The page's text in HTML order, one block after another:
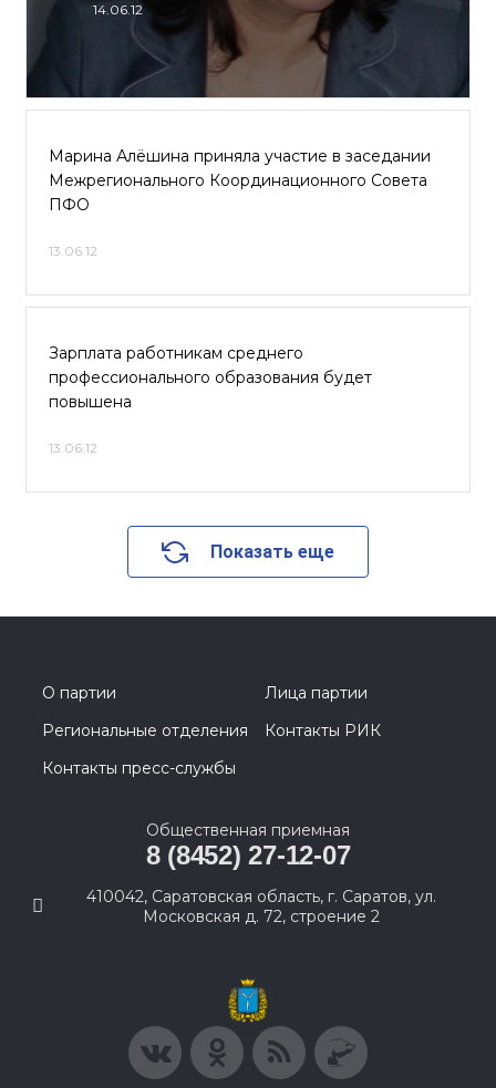
14.06.12
Марина Алёшина приняла участие в заседании
Межрегионального Координационного Совета
ПФО
13.06.12
Зарплата работникам среднего
профессионального образования будет
повышена
13.06.12
Показать еще
О партии
Лица партии
Региональные отделения
Контакты РИК
Контакты пресс-службы
Общественная приемная
8 (8452) 27-12-07
410042, Саратовская область, г. Саратов, ул.
Московская д. 72, строение 2